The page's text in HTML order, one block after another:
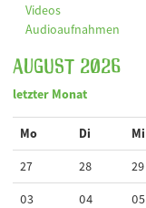
Videos
Audioaufnahmen
August 2026
letzter Monat
Mo Di Mi
27
28 29
03
04 05